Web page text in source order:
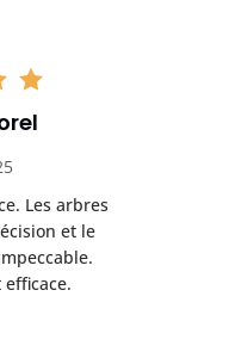
Les arbres
et le